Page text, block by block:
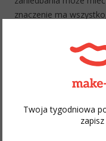
znaczenie ma
jest odpowiednio
pielęgnacji skóry to
zdradzam kilka
→
Twoja tygodniowa